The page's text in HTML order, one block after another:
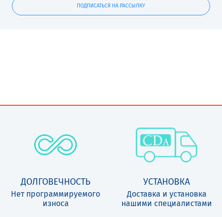
ПОДПИСАТЬСЯ НА РАССЫЛКУ
ДОЛГОВЕЧНОСТЬ
Нет программируемого
износа
УСТАНОВКА
Доставка и установка
нашими специалистами